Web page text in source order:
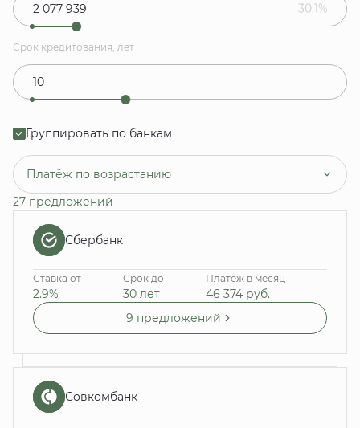
30.1%
Срок кредитования, лет
Группировать по банкам
Платёж по возрастанию
27 предложений
Сбербанк
Ставка от
2.9%
Срок до
30 лет
Платеж в месяц
46 374 руб.
9 предложений
Совкомбанк